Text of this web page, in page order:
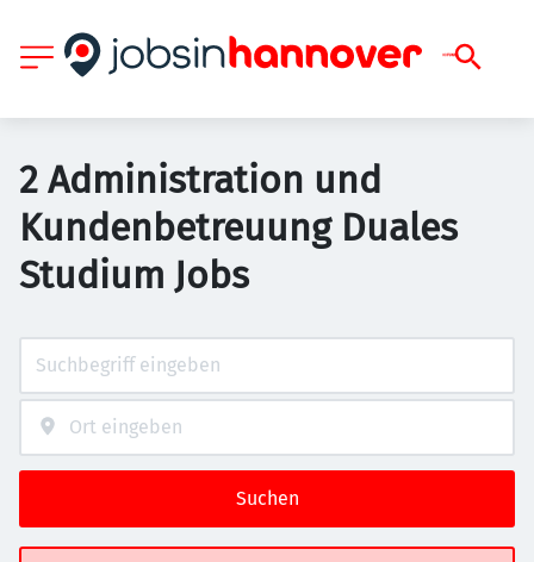
2 Administration und
Kundenbetreuung Duales
Studium Jobs
Suchen